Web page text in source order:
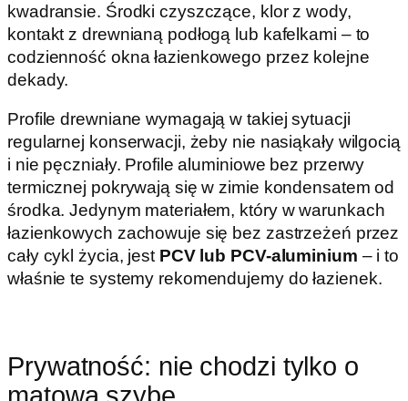
kwadransie. Środki czyszczące, klor z wody,
kontakt z drewnianą podłogą lub kafelkami – to
codzienność okna łazienkowego przez kolejne
dekady.
Profile drewniane wymagają w takiej sytuacji
regularnej konserwacji, żeby nie nasiąkały wilgocią
i nie pęczniały. Profile aluminiowe bez przerwy
termicznej pokrywają się w zimie kondensatem od
środka. Jedynym materiałem, który w warunkach
łazienkowych zachowuje się bez zastrzeżeń przez
cały cykl życia, jest PCV lub PCV-aluminium – i to
właśnie te systemy rekomendujemy do łazienek.
Prywatność: nie chodzi tylko o
matową szybę